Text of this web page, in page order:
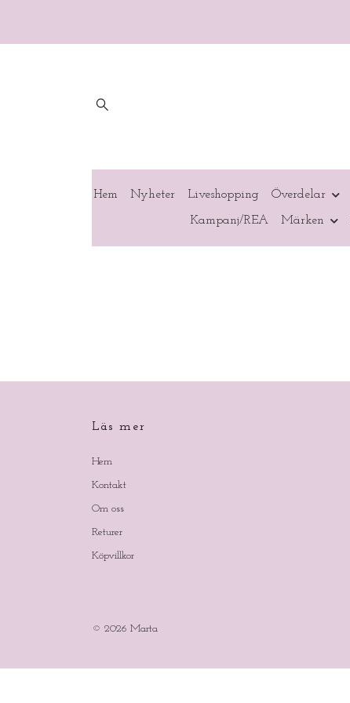
Hem Nyheter Liveshopping Överdelar
Kampanj/REA Märken
Läs mer
Hem
Kontakt
Om oss
Returer
Köpvillkor
© 2026 Marta